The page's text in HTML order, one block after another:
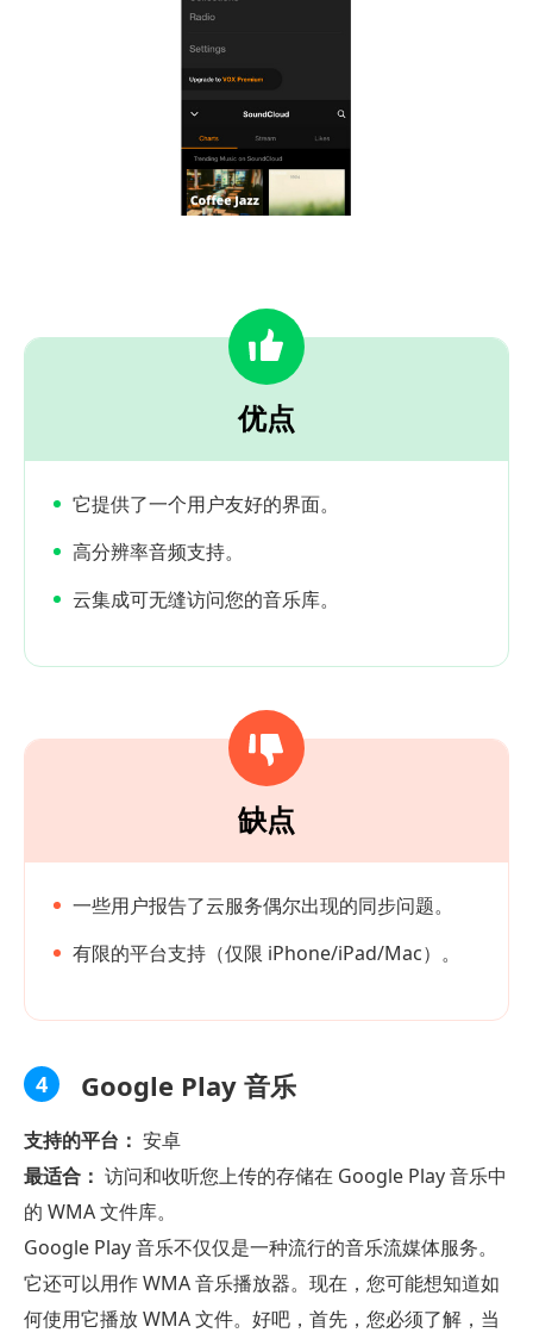
优点
它提供了一个用户友好的界面。
高分辨率音频支持。
云集成可无缝访问您的音乐库。
缺点
一些用户报告了云服务偶尔出现的同步问题。
有限的平台支持（仅限 iPhone/iPad/Mac）。
4 Google Play 音乐
支持的平台： 安卓
最适合： 访问和收听您上传的存储在 Google Play 音乐中
的 WMA 文件库。
Google Play 音乐不仅仅是一种流行的音乐流媒体服务。
它还可以用作 WMA 音乐播放器。现在，您可能想知道如
何使用它播放 WMA 文件。好吧，首先，您必须了解，当